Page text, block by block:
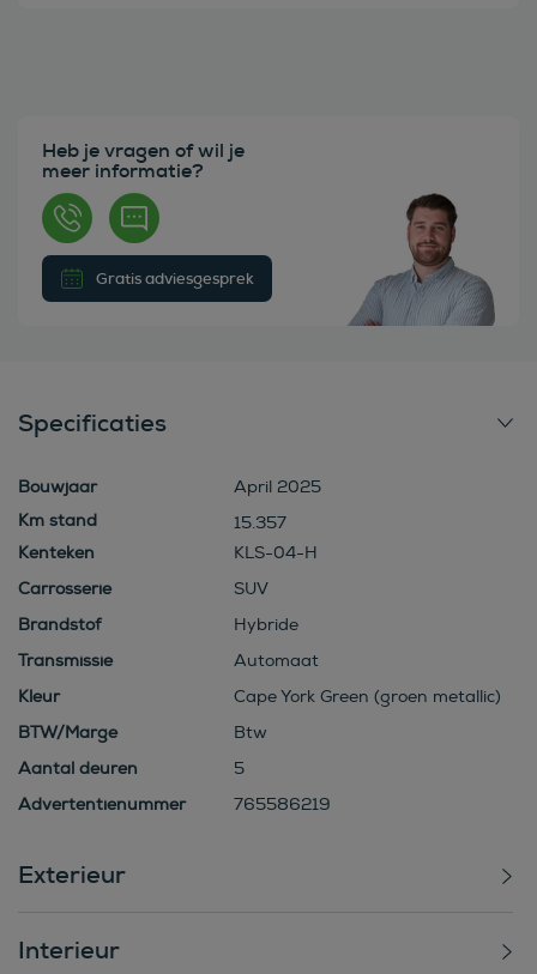
Heb je vragen of wil je
meer informatie?
Gratis adviesgesprek
Specificaties
Bouwjaar
April 2025
15.357
Kenteken
KLS-04-H
Carrosserie
SUV
Brandstof
Hybride
Transmissie
Automaat
Kleur
Cape York Green (groen metallic)
BTW/Marge
Btw
Aantal deuren
5
Advertentienummer
765586219
Exterieur
Interieur